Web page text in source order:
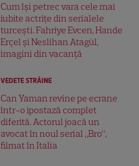
Cum își petrec vara cele mai
iubite actrițe din serialele
turcești. Fahriye Evcen, Hande
Erçel și Neslihan Atagül,
imagini din vacanță
VEDETE STRĂINE
Can Yaman revine pe ecrane
într-o ipostază complet
diferită. Actorul joacă un
avocat în noul serial „Bro”,
filmat în Italia